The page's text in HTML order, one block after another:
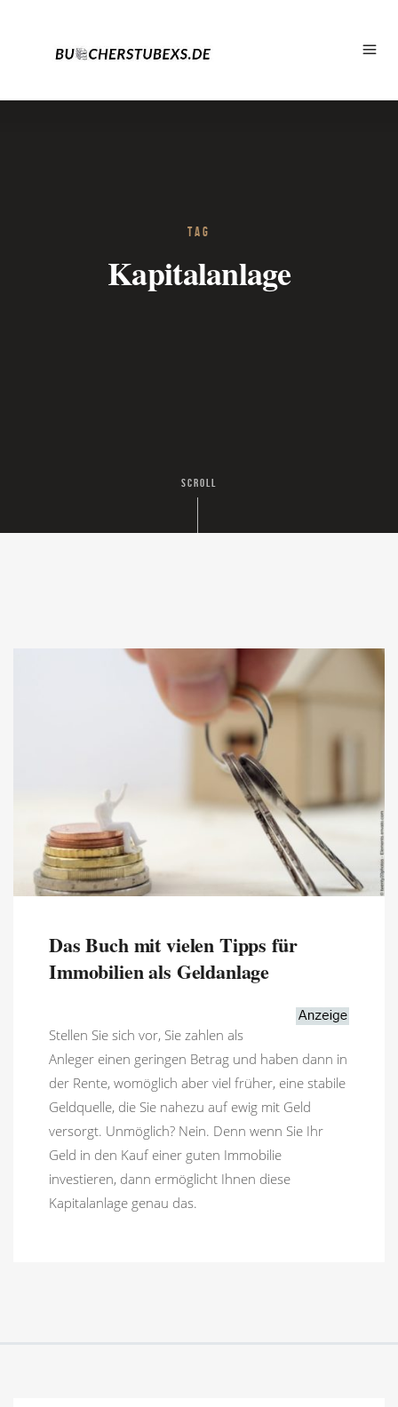
TAG
Kapitalanlage
SCROLL
Das Buch mit vielen Tipps für
Immobilien als Geldanlage
Stellen Sie sich vor, Sie zahlen als
Anleger einen geringen Betrag und haben dann in
der Rente, womöglich aber viel früher, eine stabile
Geldquelle, die Sie nahezu auf ewig mit Geld
versorgt. Unmöglich? Nein. Denn wenn Sie Ihr
Geld in den Kauf einer guten Immobilie
investieren, dann ermöglicht Ihnen diese
Kapitalanlage genau das.